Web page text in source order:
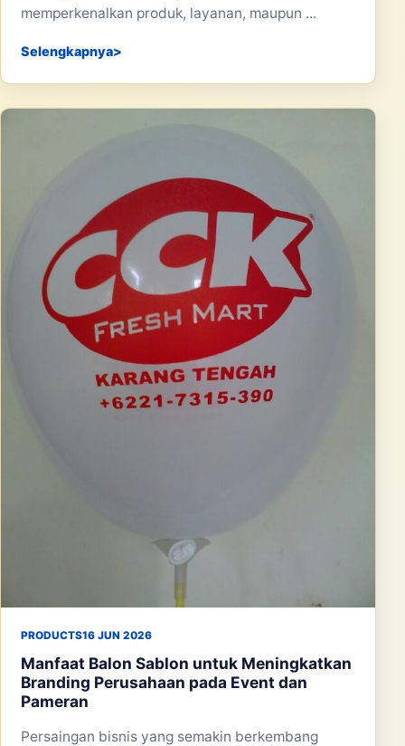
memperkenalkan produk, layanan, maupun ...
Selengkapnya
PRODUCTS16 JUN 2026
Manfaat Balon Sablon untuk Meningkatkan
Branding Perusahaan pada Event dan
Pameran
Persaingan bisnis yang semakin berkembang